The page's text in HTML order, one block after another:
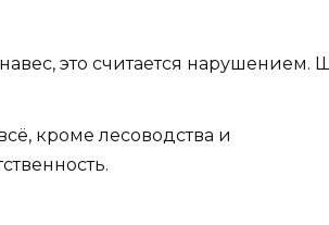
это считается нарушением.
кроме лесоводства и